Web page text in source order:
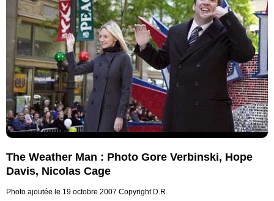
The Weather Man : Photo Gore Verbinski, Hope
Davis, Nicolas Cage
Photo ajoutée le 19 octobre 2007 Copyright D.R.